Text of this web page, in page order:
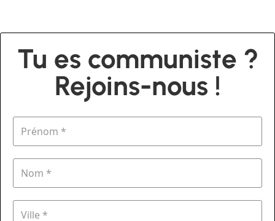
Tu es communiste ?
Rejoins-nous !